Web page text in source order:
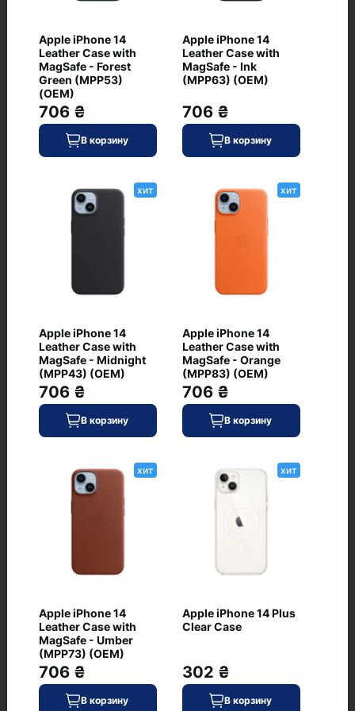
Apple iPhone 16 Plus
Silicone Case with
MagSafe - Fuchsia
999 ₴
В корзину
В наличии
Код: WT-7723
Apple iPhone 16 Plus
(MYYH3) (EU)
0
В корзину
В наличии
Apple iPhone 16 Plus
0
1 249 ₴
Apple iPhone 14
Leather Case with
MagSafe - Forest
Green (MPP53)
(OEM)
706 ₴
В корзину
Apple iPhone 14
Leather Case with
MagSafe - Ink
(MPP63) (OEM)
706 ₴
В корзину
хит
Apple iPhone 14
Leather Case with
MagSafe - Midnight
(MPP43) (OEM)
706 ₴
В корзину
хит
Apple iPhone 14
Leather Case with
MagSafe - Orange
(MPP83) (OEM)
706 ₴
В корзину
хит
Apple iPhone 14
Leather Case with
MagSafe - Umber
(MPP73) (OEM)
706 ₴
В корзину
хит
Apple iPhone 14 Plus
Clear Case
302 ₴
В корзину